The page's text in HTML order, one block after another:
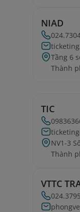
NIAD
Tầng 6
Thành
TIC
NV1-3
Thành
VTTC